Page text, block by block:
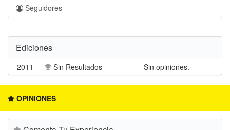
Seguidores
Ediciones
2011 Sin Resultados Sin opiniones.
OPINIONES